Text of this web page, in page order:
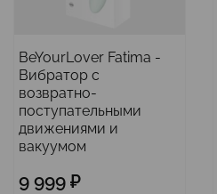
BeYourLover Fatima -
Вибратор с
возвратно-
поступательными
движениями и
вакуумом
9 999 ₽